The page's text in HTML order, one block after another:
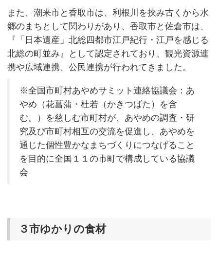
また、潮来市と香取市は、利根川を挟み古くから水
郷のまちとして関わりがあり、香取市と佐倉市は、
『「日本遺産」北総四都市江戸紀行・江戸を感じる
北総の町並み』として認定されており、観光資源連
携や広域連携、公民連携が行われてきました。
※全国市町村あやめサミット連絡協議会：あ
やめ（花菖蒲・杜若（かきつばた）を含
む。）を慈しむ市町村が、あやめの調査・研
究及び市町村相互の交流を促進し、あやめを
通じた個性豊かなまちづくりにつなげること
を目的に全国１１の市町で構成している協議
会
３市ゆかりの食材